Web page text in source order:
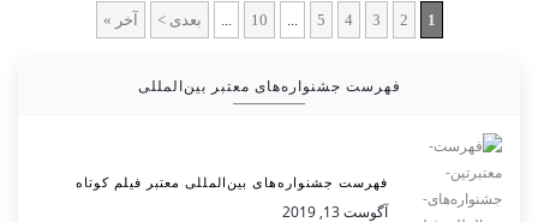
1
2
3
4
5
...
10
... بعدی > آخر »
فهرست جشنواره‌های معتبر بین‌المللی
فهرست جشنواره‌های بین‌المللی معتبر فیلم کوتاه
آگوست 13, 2019